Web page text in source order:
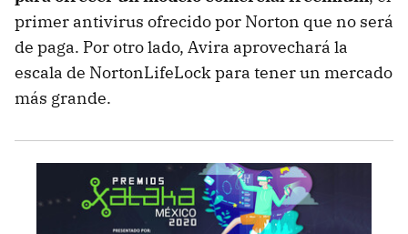
primer antivirus ofrecido por Norton que no será
de paga. Por otro lado, Avira aprovechará la
escala de NortonLifeLock para tener un mercado
más grande.